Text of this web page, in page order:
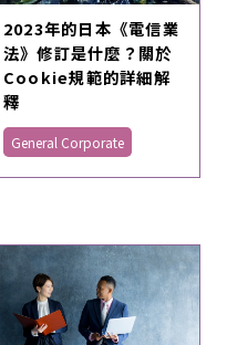
2023年的日本《電信業
法》修訂是什麼？關於
Cookie規範的詳細解
釋
General Corporate